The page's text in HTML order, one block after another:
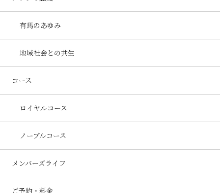
有馬のあゆみ
地域社会との共生
コース
ロイヤルコース
ノーブルコース
メンバーズライフ
ご予約・料金